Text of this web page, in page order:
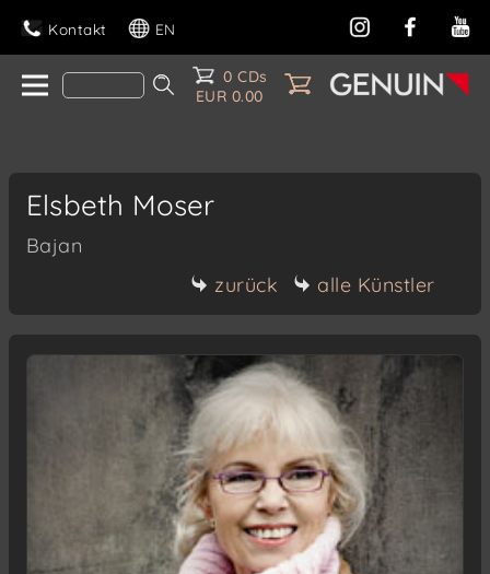
Kontakt EN
0 CDs
EUR 0.00
Elsbeth Moser
Bajan
zurück
alle Künstler